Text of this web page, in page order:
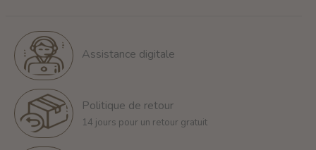
Assistance digitale
Politique de retour
14 jours pour un retour gratuit